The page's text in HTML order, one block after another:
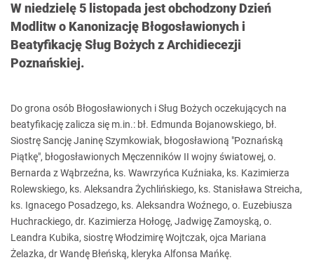
W niedzielę 5 listopada jest obchodzony Dzień
Modlitw o Kanonizację Błogosławionych i
Beatyfikację Sług Bożych z Archidiecezji
Poznańskiej.
Do grona osób Błogosławionych i Sług Bożych oczekujących na
beatyfikację zalicza się m.in.: bł. Edmunda Bojanowskiego, bł.
Siostrę Sancję Janinę Szymkowiak, błogosławioną "Poznańską
Piątkę", błogosławionych Męczenników II wojny światowej, o.
Bernarda z Wąbrzeźna, ks. Wawrzyńca Kuźniaka, ks. Kazimierza
Rolewskiego, ks. Aleksandra Żychlińskiego, ks. Stanisława Streicha,
ks. Ignacego Posadzego, ks. Aleksandra Woźnego, o. Euzebiusza
Huchrackiego, dr. Kazimierza Hołogę, Jadwigę Zamoyską, o.
Leandra Kubika, siostrę Włodzimirę Wojtczak, ojca Mariana
Żelazka, dr Wandę Błeńską, kleryka Alfonsa Mańkę.